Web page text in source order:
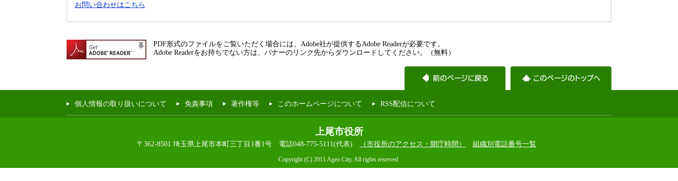
お問い合わせはこちら
PDF形式のファイルをご覧いただく場合には、Adobe社が提供するAdobe Readerが必要です。
Adobe Readerをお持ちでない方は、バナーのリンク先からダウンロードしてください。（無料）
個人情報の取り扱いについて 免責事項 著作権等 このホームページについて RSS配信について
上尾市役所
〒362-8501 埼玉県上尾市本町三丁目1番1号 電話048-775-5111(代表) （市役所のアクセス・開庁時間） 組織別電話番号一覧
Copyright (C) 2011 Ageo City, All rights reserved.